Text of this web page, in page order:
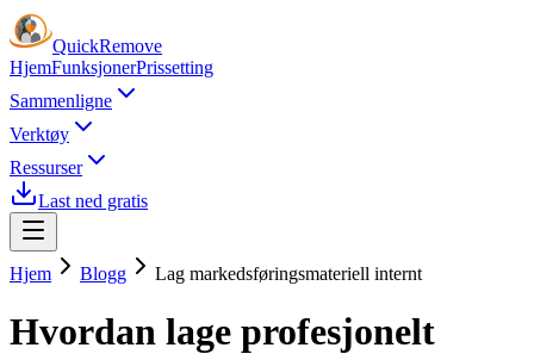
QuickRemove
HjemFunksjonerPrissetting
Sammenligne
Verktøy
Ressurser
Last ned gratis
Hjem Blogg Lag markedsføringsmateriell internt
Hvordan lage profesjonelt